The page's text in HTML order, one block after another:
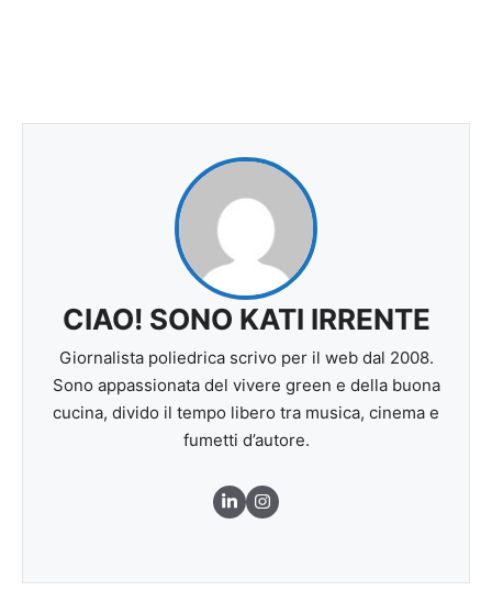
CIAO! SONO KATI IRRENTE
Giornalista poliedrica scrivo per il web dal 2008.
Sono appassionata del vivere green e della buona
cucina, divido il tempo libero tra musica, cinema e
fumetti d’autore.